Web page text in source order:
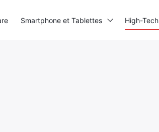
Smartphone et Tablettes High-Tech